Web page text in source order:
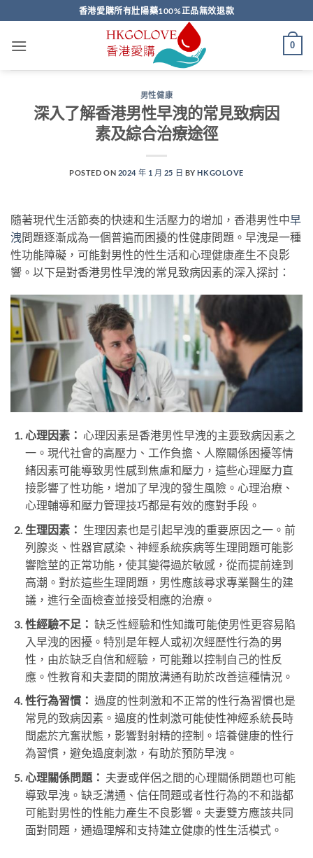
to
content
香港愛購所有壯陽藥100%正品無效退款
0
男性健康
深入了解香港男性早洩的常見致病因
素及綜合治療途徑
POSTED ON 2024 年 1 月 25 日 BYHKGOLOVE
隨著現代生活節奏的快速和生活壓力的增加，香港男性中早
洩問題逐漸成為一個普遍而困擾的性健康問題。早洩是一種
性功能障礙，可能對男性的性生活和心理健康產生不良影
響。以下是對香港男性早洩的常見致病因素的深入探討：
心理因素： 心理因素是香港男性早洩的主要致病因素之
一。現代社會的高壓力、工作負擔、人際關係困擾等情
緒因素可能導致男性感到焦慮和壓力，這些心理壓力直
接影響了性功能，增加了早洩的發生風險。心理治療、
心理輔導和壓力管理技巧都是有效的應對手段。
生理因素： 生理因素也是引起早洩的重要原因之一。前
列腺炎、性器官感染、神經系統疾病等生理問題可能影
響陰莖的正常功能，使其變得過於敏感，從而提前達到
高潮。對於這些生理問題，男性應該尋求專業醫生的建
議，進行全面檢查並接受相應的治療。
性經驗不足： 缺乏性經驗和性知識可能使男性更容易陷
入早洩的困擾。特別是年輕人或初次經歷性行為的男
性，由於缺乏自信和經驗，可能難以控制自己的性反
應。性教育和夫妻間的開放溝通有助於改善這種情況。
性行為習慣： 過度的性刺激和不正常的性行為習慣也是
常見的致病因素。過度的性刺激可能使性神經系統長時
間處於亢奮狀態，影響對射精的控制。培養健康的性行
為習慣，避免過度刺激，有助於預防早洩。
心理關係問題： 夫妻或伴侶之間的心理關係問題也可能
導致早洩。缺乏溝通、信任問題或者性行為的不和諧都
可能對男性的性能力產生不良影響。夫妻雙方應該共同
面對問題，通過理解和支持建立健康的性生活模式。